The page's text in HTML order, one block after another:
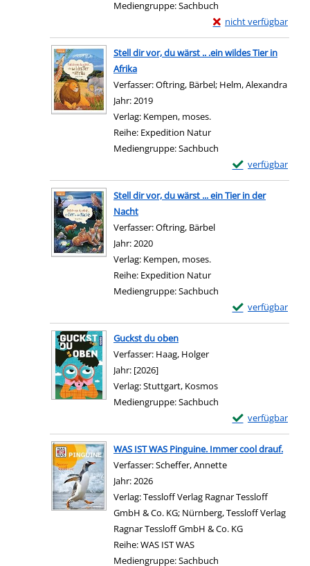
Mediengruppe:Sachbuch
nicht verfügbar
Exemplar-Details von
Stell dir vor, du wärst .. .ein wildes Tier in
Afrika
Verfasser:Oftring, Bärbel; Helm, Alexandra
Jahr:2019
Verlag: Kempen, moses.
Reihe: Expedition Natur
Mediengruppe:Sachbuch
verfügbar
Exemplar-Details
Stell dir vor, du wärst ... ein Tier in der
Nacht
Verfasser:Oftring, Bärbel
Jahr:2020
Verlag: Kempen, moses.
Reihe: Expedition Natur
Mediengruppe:Sachbuch
verfügbar
Exemplar-Details
Guckst du oben
Verfasser: Haag, Holger
Jahr: [2026]
Verlag:Stuttgart, Kosmos
Mediengruppe:Sachbuch
verfügbar
Exemplar-Details
WAS IST WAS Pinguine. Immer cool drauf.
Verfasser:Scheffer, Annette
Jahr:2026
Verlag:Tessloff Verlag Ragnar Tessloff
GmbH & Co. KG; Nürnberg, Tessloff Verlag
Ragnar Tessloff GmbH & Co. KG
Reihe:WAS IST WAS
Mediengruppe:Sachbuch